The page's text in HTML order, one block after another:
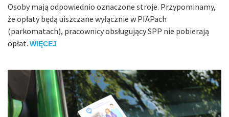
Osoby mają odpowiednio oznaczone stroje. Przypominamy,
że opłaty będą uiszczane wyłącznie w PIAPach
(parkomatach), pracownicy obsługujący SPP nie pobierają
opłat. WIĘCEJ